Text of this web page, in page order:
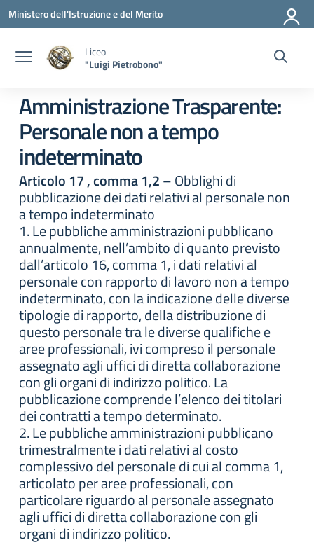
Vai ai contenuti
Vai al menu di navigazione
Vai al footer
Ministero dell'Istruzione e del Merito
Liceo
"Luigi Pietrobono"
Amministrazione Trasparente:
Personale non a tempo
indeterminato
Articolo 17 , comma 1,2– Obblighi di
pubblicazione dei dati relativi al personale non
a tempo indeterminato
1. Le pubbliche amministrazioni pubblicano
annualmente, nell’ambito di quanto previsto
dall’articolo 16, comma 1, i dati relativi al
personale con rapporto di lavoro non a tempo
indeterminato, con la indicazione delle diverse
tipologie di rapporto, della distribuzione di
questo personale tra le diverse qualifiche e
aree professionali, ivi compreso il personale
assegnato agli uffici di diretta collaborazione
con gli organi di indirizzo politico. La
pubblicazione comprende l’elenco dei titolari
dei contratti a tempo determinato.
2. Le pubbliche amministrazioni pubblicano
trimestralmente i dati relativi al costo
complessivo del personale di cui al comma 1,
articolato per aree professionali, con
particolare riguardo al personale assegnato
agli uffici di diretta collaborazione con gli
organi di indirizzo politico.